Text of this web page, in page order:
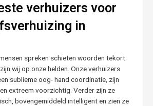
verhuizers voor
in
spreken schieten woorden tekort.
wij op onze helden. Onze verhuizers
sublieme oog- hand coordinatie, zijn
extreem voorzichtig. Verder zijn ze
bovengemiddeld intelligent en zien ze